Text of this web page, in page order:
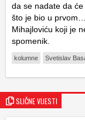
da se nadate da
što je bio u
Mihajloviću koji je
spomenik.
kolumne Svetislav
SLIČNE VIJESTI